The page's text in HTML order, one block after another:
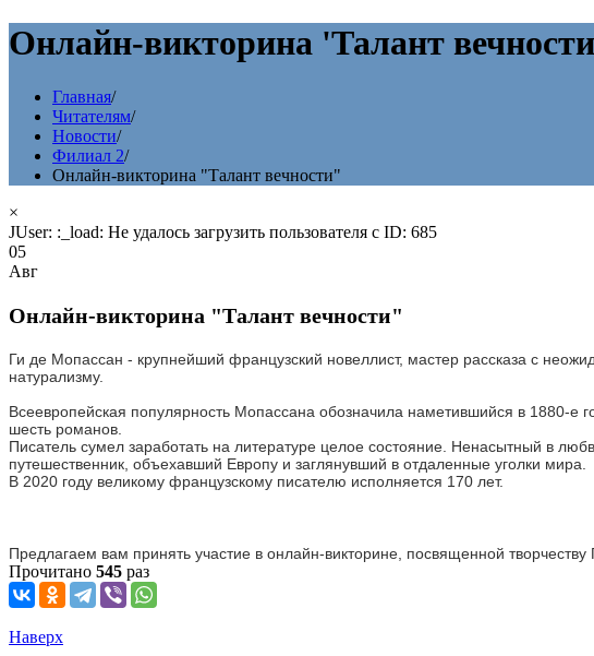
Онлайн-викторина 'Талант
Главная/
Читателям/
Новости/
Филиал 2/
Онлайн-викторина "Талант вечности"
×
JUser: :_load: Не удалось загрузить пользователя с ID: 685
05
Авг
Онлайн-викторина "Талант вечности"
Ги де Мопассан - крупнейший французский новеллист, мастер рассказа с
натурализму.
Всеевропейская популярность Мопассана обозначила наметившийся в 1880-
шесть романов.
Писатель сумел заработать на литературе целое состояние. Ненасытный в
путешественник, объехавший Европу и заглянувший в отдаленные уголки мира.
В 2020 году великому французскому писателю исполняется 170 лет.
Предлагаем вам принять участие в онлайн-викторине, посвященной
Прочитано 545 раз
Наверх